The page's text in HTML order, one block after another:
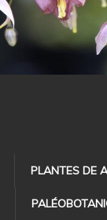
PLANTES DE